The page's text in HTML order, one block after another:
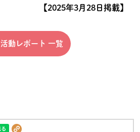
【2025年3月28日掲載】
活動レポート 一覧